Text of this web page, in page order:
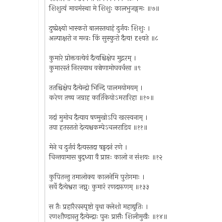
शिशुत्वं मावमंस्था मे शिशुः कालभुजङ्गमः ॥७॥
दुष्प्रेक्ष्यो भास्करो बालस्तथाहं दुर्जयः शिशुः ।
अल्पाक्षरो न मन्त्रः किं सुस्फुरो दैत्य! दृश्यते ॥८
कुमारे प्रोक्तवत्येवं दैत्यश्चिक्षेप मुद्गरम् ।
कुमारस्तं निरस्याथ वज्रेणामोघवर्चसा ॥९
ततश्चिक्षेप दैत्येन्द्रो भिन्दि पालमयोमयम् ।
करेण तच्च जग्राह कार्तिकेयोऽमरारिहा ॥१०॥
गदां मुमोच दैत्याय षण्मुखोऽपि खरस्वनाम् ।
तया हतस्ततो देत्यश्चकम्पेऽचलराडिव ॥११॥
मेने च दुर्जयं दैत्यस्तदा षड्वदनं रणे ।
चिन्तयामास बुद्ध्या वै प्राप्तः कालो न संशयः ॥१२
कुपितन्तु तमालोक्य कालनेमि पुरोगमाः ।
सर्वे दैत्येश्वरा जघ्नुः कुमारं रणदारुणम् ॥१३३
स तैः प्रहारैरस्स्पृष्टो वृथा क्लेशो महाद्युतिः ।
रणशौण्डास्तु दैत्येन्द्राः पुनः प्रासैः शिलीमुखैः ॥१४॥